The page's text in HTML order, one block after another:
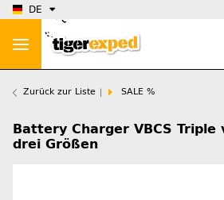
DE
Zurück zur Liste SALE %
Battery Charger VBCS Triple
drei Größen